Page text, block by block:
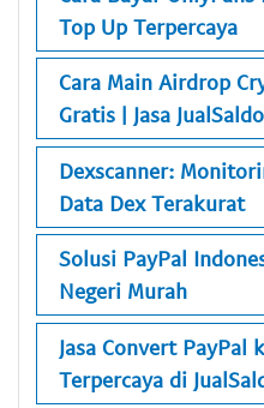
Top Up Terpercaya
Cara Main Airdrop
Gratis | Jasa JualSaldo
Dexscanner:
Data Dex Terakurat
Solusi PayPal
Negeri Murah
Jasa Convert PayPal
Terpercaya di